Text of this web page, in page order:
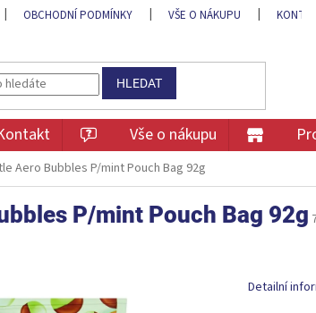
OBCHODNÍ PODMÍNKY VŠE O NÁKUPU KONTAKT
HLEDAT
Vše o nákupu
Aero Bubbles P/mint Pouch Bag 92g
P/mint Pouch Bag 92g
Detailní